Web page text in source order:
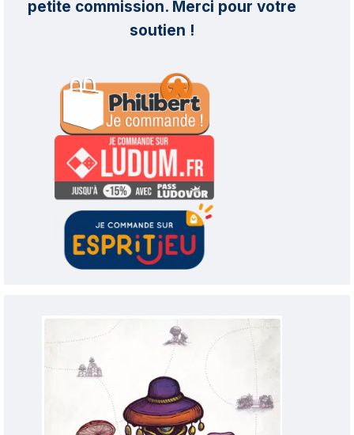
petite commission. Merci pour votre
soutien !